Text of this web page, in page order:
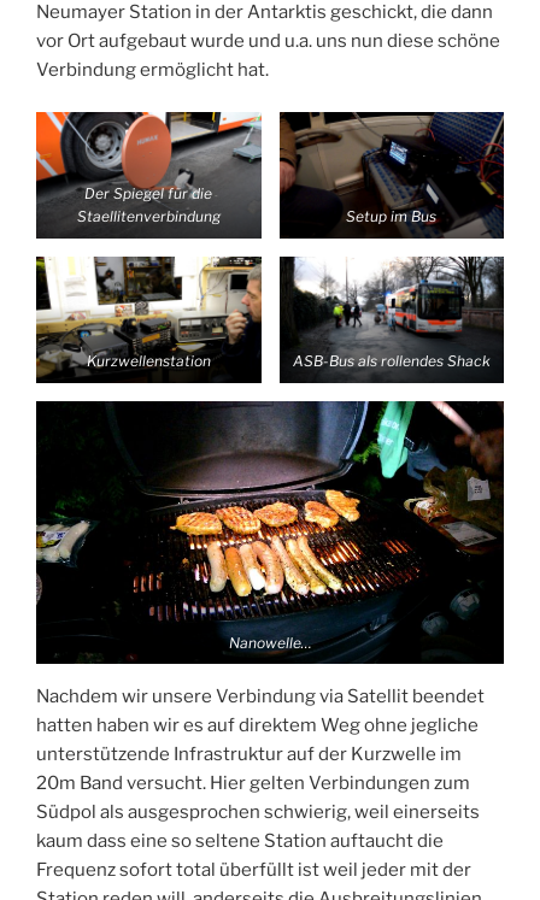
Neumayer Station in der Antarktis geschickt, die dann
vor Ort aufgebaut wurde und u.a. uns nun diese schöne
Verbindung ermöglicht hat.
Der Spiegel für die
Staellitenverbindung
Setup im Bus
Kurzwellenstation ASB-Bus als rollendes Shack
Nanowelle…
Nachdem wir unsere Verbindung via Satellit beendet
hatten haben wir es auf direktem Weg ohne jegliche
unterstützende Infrastruktur auf der Kurzwelle im
20m Band versucht. Hier gelten Verbindungen zum
Südpol als ausgesprochen schwierig, weil einerseits
kaum dass eine so seltene Station auftaucht die
Frequenz sofort total überfüllt ist weil jeder mit der